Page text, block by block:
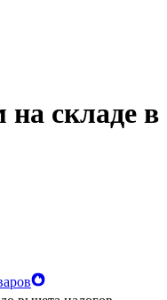
на складе в